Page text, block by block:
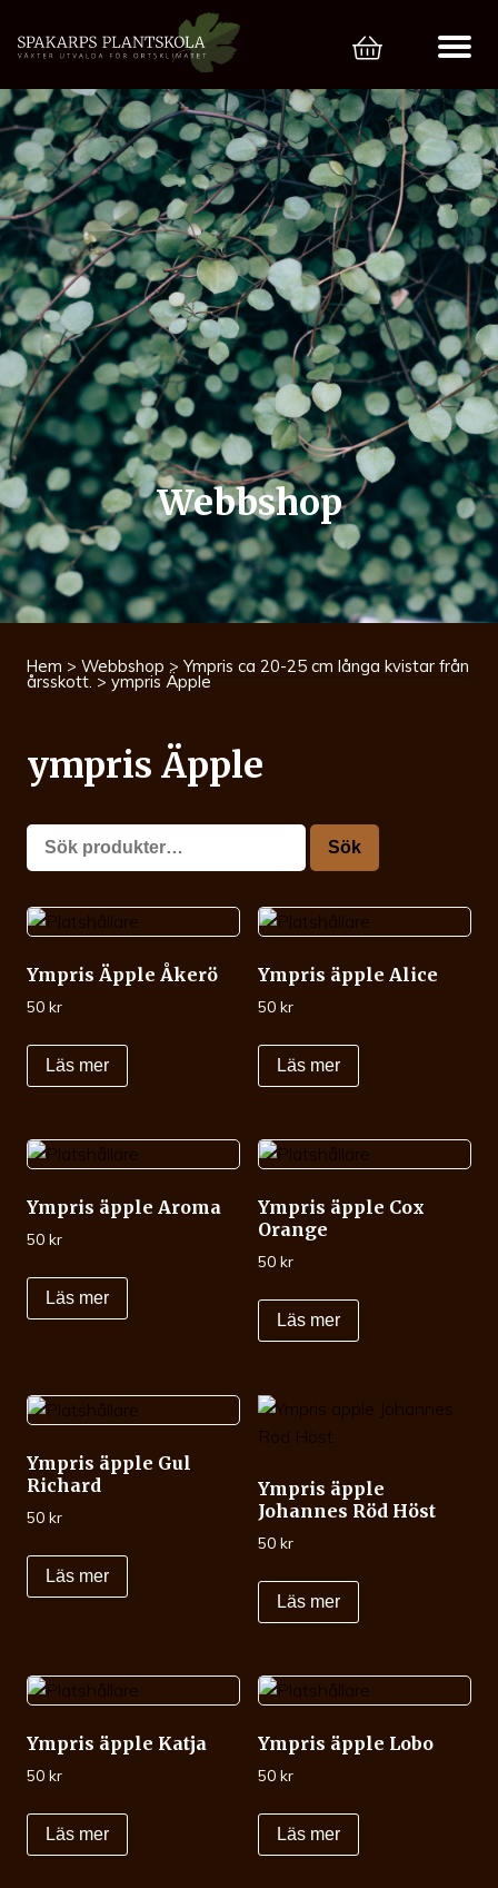
Webbshop
Hem > Webbshop > Ympris ca 20-25 cm långa kvistar från
årsskott. > ympris Äpple
ympris Äpple
Sök
efter:
Sök
Ympris Äpple Åkerö
50 kr
Läs mer
Ympris äpple Alice
50 kr
Läs mer
Ympris äpple Aroma
50 kr
Läs mer
Ympris äpple Cox
Orange
50 kr
Läs mer
Ympris äpple Gul
Richard
50 kr
Läs mer
Ympris äpple
Johannes Röd Höst
50 kr
Läs mer
Ympris äpple Katja
50 kr
Läs mer
Ympris äpple Lobo
50 kr
Läs mer